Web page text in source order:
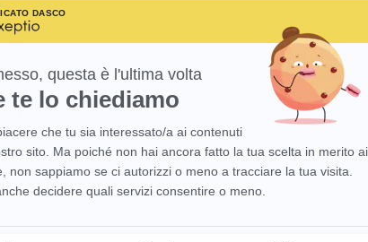
DASCOPRI DI PIÙ SU
Scopri
di
più
Axeptio
questa è l'ultima volta
te lo chiediamo
che tu sia interessato/a ai contenuti
sito. Ma poiché non hai ancora fatto la tua scelta in merito ai
non sappiamo se ci autorizzi o meno a tracciare la tua visita.
decidere quali servizi consentire o meno.
Axeptio consent
con regolazione dei finecorsa meccanici).
in PVC che in alluminio, con spessori variabili da 8 a 14mm!